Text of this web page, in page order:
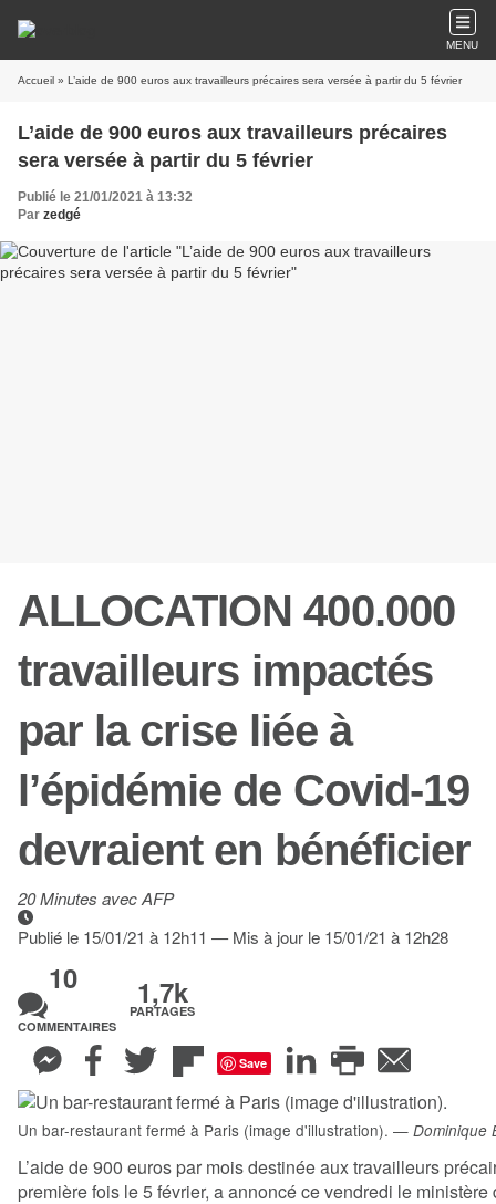
MENU
Accueil » L’aide de 900 euros aux travailleurs précaires sera versée à partir du 5 février
L’aide de 900 euros aux travailleurs précaires
sera versée à partir du 5 février
Publié le 21/01/2021 à 13:32
Par zedgé
ALLOCATION 400.000
travailleurs impactés
par la crise liée à
l’épidémie de Covid-19
devraient en bénéficier
20 Minutes avec AFP
Publié le 15/01/21 à 12h11 —Mis à jour le 15/01/21 à 12h28
10
COMMENTAIRES
1,7k
PARTAGES
Partager sur Messenger
Partager sur Facebook
Partager sur Twitter
Partager sur Flipboard
Save
Partager sur
Imprimer
Un bar-restaurant fermé à Paris (image d'illustration). — Dominique
L’aide de 900 euros par moisdestinée aux travailleurs
première fois le 5 février, a annoncé ce vendredi le ministère